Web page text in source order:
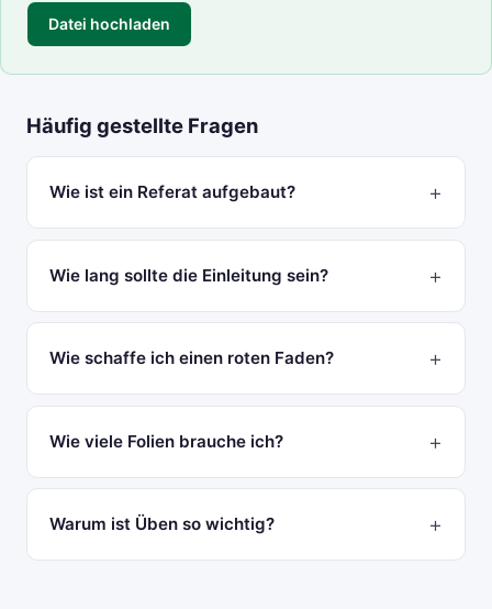
Datei hochladen
Häufig gestellte Fragen
Wie ist ein Referat aufgebaut?
Wie lang sollte die Einleitung sein?
Wie schaffe ich einen roten Faden?
Wie viele Folien brauche ich?
Warum ist Üben so wichtig?